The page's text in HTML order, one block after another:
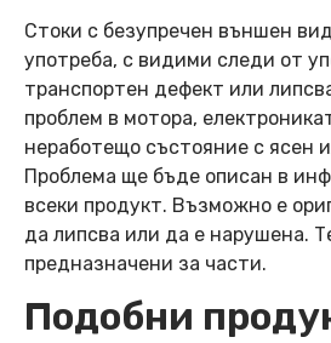
Стоки с безупречен външен
употреба, с видими следи от
транспортен дефект или
проблем в мотора,
неработещо състояние с ясен
Проблема ще бъде описан в
всеки продукт. Възможно е
да липсва или да е нарушена.
предназначени за части.
Подобни